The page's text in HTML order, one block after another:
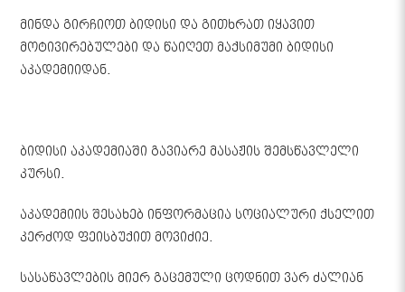
მინდა გირჩიოთ ბიდისი და გითხრათ იყავით
მოტივირებულები და წაიღეთ მაქსიმუმი ბიდისი
აკადემიიდან.
ბიდისი აკადემიაში გავიარე მასაჟის შემსწავლელი
კურსი.
აკადემიის შესახებ ინფორმაცია სოციალური ქსელით
კერძოდ ფეისბუქით მოვიძიე.
სასაწავლების მიერ გაცემული ცოდნით ვარ ძალიან